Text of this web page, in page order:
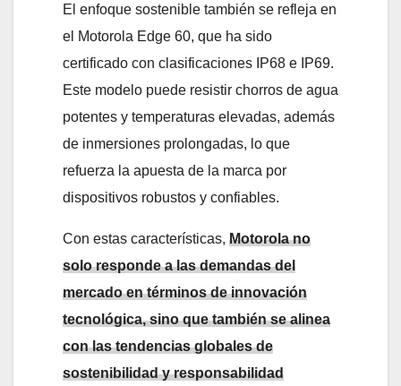
El enfoque sostenible también se refleja en
el Motorola Edge 60, que ha sido
certificado con clasificaciones IP68 e IP69.
Este modelo puede resistir chorros de agua
potentes y temperaturas elevadas, además
de inmersiones prolongadas, lo que
refuerza la apuesta de la marca por
dispositivos robustos y confiables.
Con estas características, Motorola no
solo responde a las demandas del
mercado en términos de innovación
tecnológica, sino que también se alinea
con las tendencias globales de
sostenibilidad y responsabilidad